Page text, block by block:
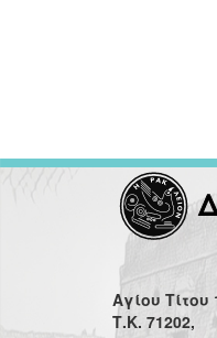
Αγίου Τίτου
Τ.Κ. 71202,